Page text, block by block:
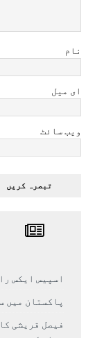
نام
ای میل
ویب سائٹ
اسپیس ایکس
پاکستان میں سونے کی
فیصل قریشی